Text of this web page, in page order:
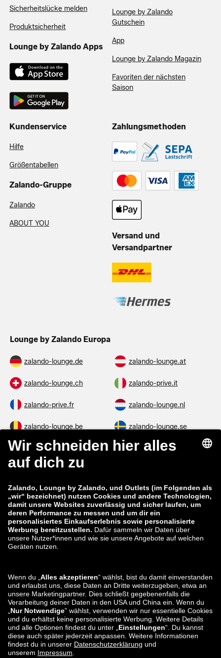
Sicherheitslücke melden
Produktsicherheit
Lounge by Zalando Apps
Lounge by Zalando
Gutschein
App
Lounge by Zalando Magazin
Favoriten der nächsten
Saison
Kundenservice
Hilfe
Größentabellen
Zalando-Gruppe
Zalando
ABOUT YOU
Zahlungsmethoden
Versand und
Versandpartner
Lounge by Zalando Europa
zalando-lounge.de zalando-lounge.at
zalando-lounge.ch zalando-prive.it
zalando-prive.fr zalando-lounge.nl
zalando-lounge.be zalando-lounge.se
zalando-lounge.fi zalando-lounge.dk
zalando-lounge.co.uk
zalando-prive.es zalando-lounge.cz
zalando-lounge.lt zalando-lounge.sk
zalando-lounge.ro zalando-lounge.hr
zalando-lounge.lu zalando-lounge.ee
zalando-lounge.lv zalando-lounge.no
Du findest uns
auch bei